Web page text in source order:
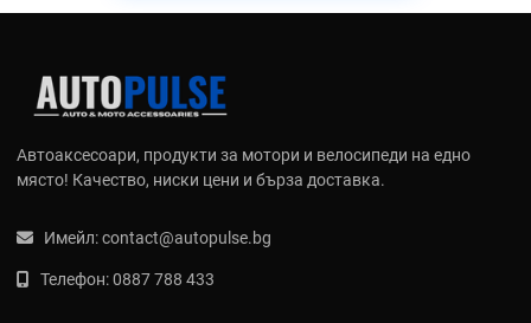
сканиране и високоякостни материали като авиационен
алуминий и деалрин (HDPE). Марката е световен лидер
закрепване, които не изискват необратими модификации по
мотоциклета, запазвайки неговата стойност и автентичен вид.
Основни продукти и патентовани
технологии
Автоаксесоари, продукти за мотори и велосипеди на едно
място! Качество, ниски цени и бърза доставка.
Имейл:contact@autopulse.bg
Телефон:0887 788 433